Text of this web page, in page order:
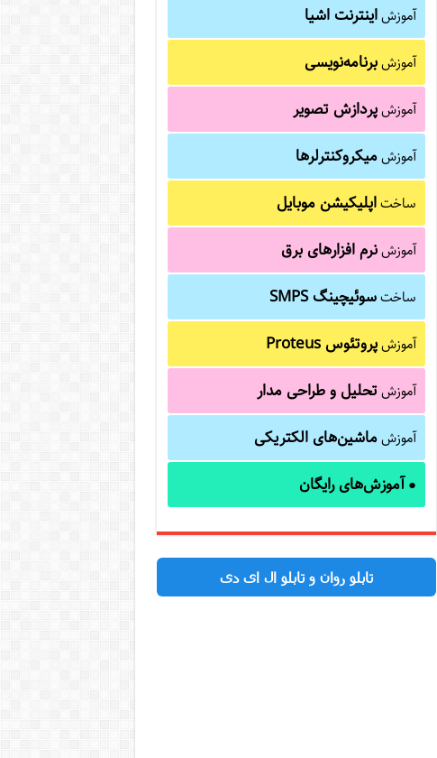
آموزشاینترنت اشیا
آموزشبرنامه‌نویسی
آموزشپردازش تصویر
آموزشمیکروکنترلرها
ساختاپلیکیشن موبایل
آموزشنرم افزارهای برق
ساختسوئیچینگ SMPS
آموزشپروتئوس Proteus
آموزشتحلیل و طراحی مدار
آموزشماشین‌های الکتریکی
●آموزش‌های رایگان
تابلو روان و تابلو ال ای دی